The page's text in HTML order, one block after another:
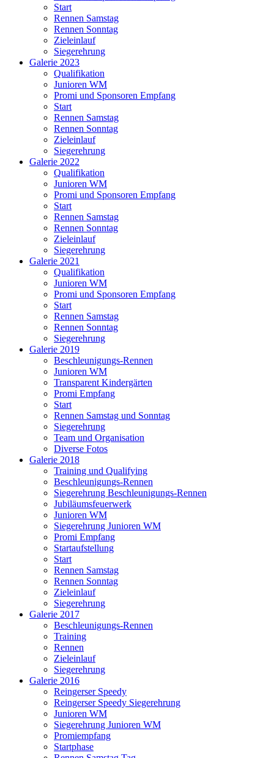
Start
Rennen Samstag
Rennen Sonntag
Zieleinlauf
Siegerehrung
Galerie 2023
Qualifikation
Junioren WM
Promi und Sponsoren Empfang
Start
Rennen Samstag
Rennen Sonntag
Zieleinlauf
Siegerehrung
Galerie 2022
Qualifikation
Junioren WM
Promi und Sponsoren Empfang
Start
Rennen Samstag
Rennen Sonntag
Zieleinlauf
Siegerehrung
Galerie 2021
Qualifikation
Junioren WM
Promi und Sponsoren Empfang
Start
Rennen Samstag
Rennen Sonntag
Siegerehrung
Galerie 2019
Beschleunigungs-Rennen
Junioren WM
Transparent Kindergärten
Promi Empfang
Start
Rennen Samstag und Sonntag
Siegerehrung
Team und Organisation
Diverse Fotos
Galerie 2018
Training und Qualifying
Beschleunigungs-Rennen
Siegerehrung Beschleunigungs-Rennen
Jubiläumsfeuerwerk
Junioren WM
Siegerehrung Junioren WM
Promi Empfang
Startaufstellung
Start
Rennen Samstag
Rennen Sonntag
Zieleinlauf
Siegerehrung
Galerie 2017
Beschleunigungs-Rennen
Training
Rennen
Zieleinlauf
Siegerehrung
Galerie 2016
Reingerser Speedy
Reingerser Speedy Siegerehrung
Junioren WM
Siegerehrung Junioren WM
Promiempfang
Startphase